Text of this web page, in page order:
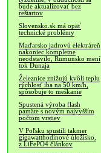
bude aktualizovať bez
reštartov
Slovensko.sk má opäť
technické problémy
Maďarsko jadrovú elektráreň
nakoniec kompletne
neodstavilo, Rumunsko mení
tok Dunaja
Železnice znižujú kvôli teplu
rýchlosť iba na 50 km/h,
spôsobuje to meškanie
Spustená výroba flash
pamäte s novým najvyšším
počtom vrstiev
V Poľsku spustili takmer
gigawatthodinové úložisko,
z LiFePO4 článkov